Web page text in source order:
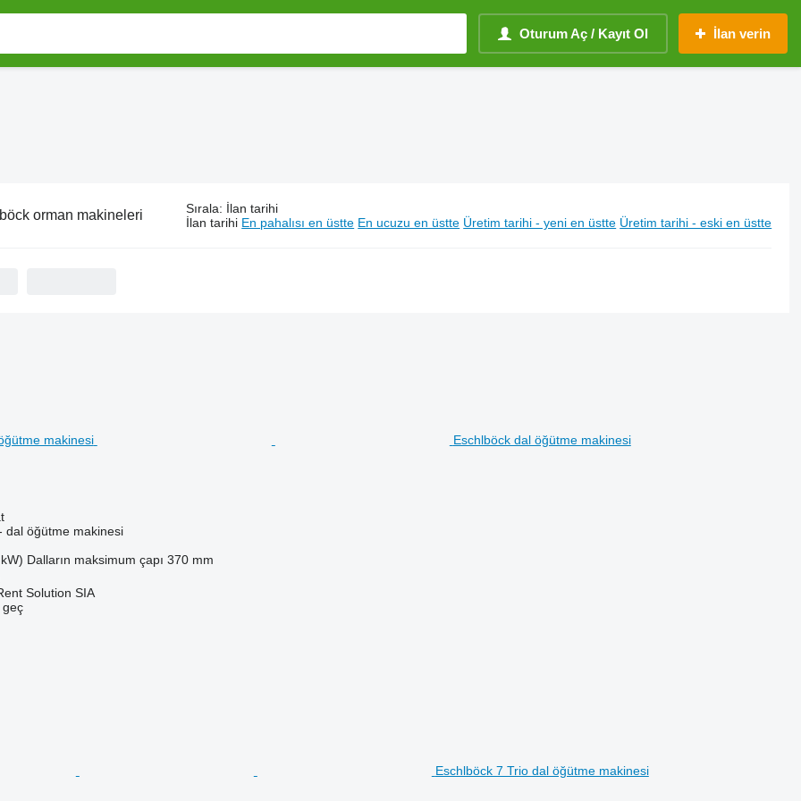
Oturum Aç / Kayıt Ol İlan verin
orman makineleri Sırala: İlan tarihi
İlan tarihi En pahalısı en üstte En ucuzu en üstte Üretim tarihi - yeni en üstte Üretim tarihi - eski en üstte
Eschlböck dal öğütme makinesi
dal öğütme makinesi
Dalların maksimum çapı 370 mm
Solution SIA
geç
Eschlböck 7 Trio dal öğütme makinesi